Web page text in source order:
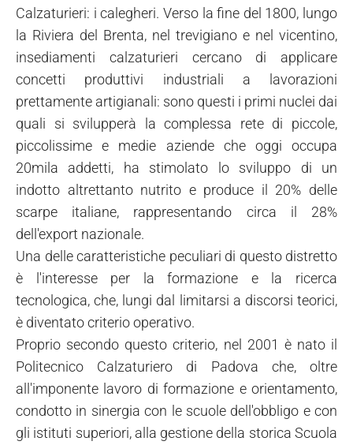
Calzaturieri: i calegheri. Verso la fine del 1800, lungo
la Riviera del Brenta, nel trevigiano e nel vicentino,
insediamenti calzaturieri cercano di applicare
concetti produttivi industriali a lavorazioni
prettamente artigianali: sono questi i primi nuclei dai
quali si svilupperà la complessa rete di piccole,
piccolissime e medie aziende che oggi occupa
20mila addetti, ha stimolato lo sviluppo di un
indotto altrettanto nutrito e produce il 20% delle
scarpe italiane, rappresentando circa il 28%
dell'export nazionale.
Una delle caratteristiche peculiari di questo distretto
è l'interesse per la formazione e la ricerca
tecnologica, che, lungi dal limitarsi a discorsi teorici,
è diventato criterio operativo.
Proprio secondo questo criterio, nel 2001 è nato il
Politecnico Calzaturiero di Padova che, oltre
all'imponente lavoro di formazione e orientamento,
condotto in sinergia con le scuole dell'obbligo e con
gli istituti superiori, alla gestione della storica Scuola